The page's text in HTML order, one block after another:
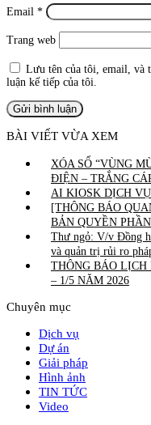
Email *
Trang web
Lưu tên của tôi, email, và
luận kế tiếp của tôi.
BÀI VIẾT VỪA XEM
XÓA SỔ “VÙNG
ĐIỆN – TRẮNG
AI KIOSK DỊCH
[THÔNG BÁO
BẢN QUYỀN
Thư ngỏ: V/v Đồng
và quản trị rủi ro
THÔNG BÁO
– 1/5 NĂM 2026
Chuyên mục
Dịch vụ
Dự án
Giải pháp
Hình ảnh
TIN TỨC
Video